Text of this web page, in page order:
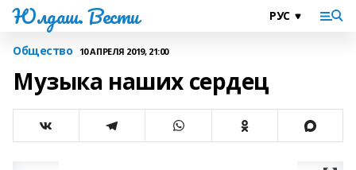
Юлдаш. Вести
Общество 10 АПРЕЛЯ 2019, 21:00
Музыка наших сердец